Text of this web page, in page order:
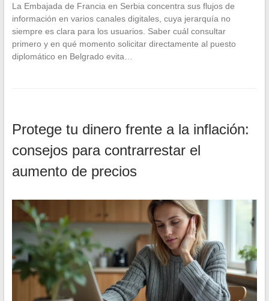
La Embajada de Francia en Serbia concentra sus flujos de
información en varios canales digitales, cuya jerarquía no
siempre es clara para los usuarios. Saber cuál consultar
primero y en qué momento solicitar directamente al puesto
diplomático en Belgrado evita…
Protege tu dinero frente a la inflación:
consejos para contrarrestar el
aumento de precios